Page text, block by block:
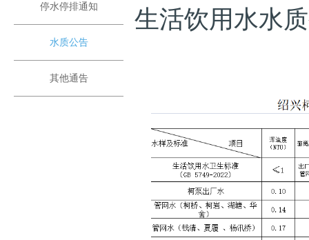
停水停排通知
水质公告
其他通告
生活饮用水水